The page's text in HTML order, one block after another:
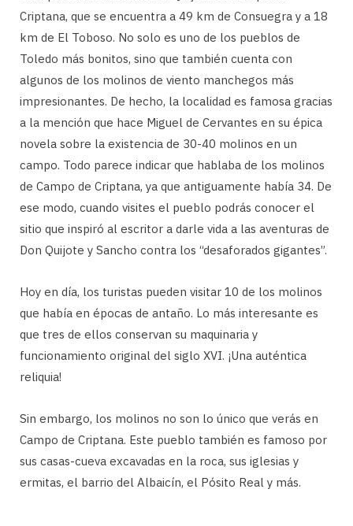
Criptana, que se encuentra a 49 km de Consuegra y a 18
km de El Toboso. No solo es uno de los pueblos de
Toledo más bonitos, sino que también cuenta con
algunos de los molinos de viento manchegos más
impresionantes. De hecho, la localidad es famosa gracias
a la mención que hace Miguel de Cervantes en su épica
novela sobre la existencia de 30-40 molinos en un
campo. Todo parece indicar que hablaba de los molinos
de Campo de Criptana, ya que antiguamente había 34. De
ese modo, cuando visites el pueblo podrás conocer el
sitio que inspiró al escritor a darle vida a las aventuras de
Don Quijote y Sancho contra los “desaforados gigantes”.
Hoy en día, los turistas pueden visitar 10 de los molinos
que había en épocas de antaño. Lo más interesante es
que tres de ellos conservan su maquinaria y
funcionamiento original del siglo XVI. ¡Una auténtica
reliquia!
Sin embargo, los molinos no son lo único que verás en
Campo de Criptana. Este pueblo también es famoso por
sus casas-cueva excavadas en la roca, sus iglesias y
ermitas, el barrio del Albaicín, el Pósito Real y más.